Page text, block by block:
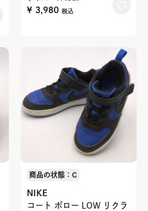
¥ 3,980 税込
商品の状態：C
NIKE
コート ボロー LOW リクラ